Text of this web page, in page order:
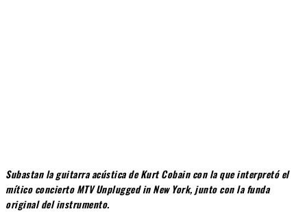
Subastan la guitarra acústica de Kurt Cobain con la que interpretó el
mítico concierto MTV Unplugged in New York, junto con la funda
original del instrumento.